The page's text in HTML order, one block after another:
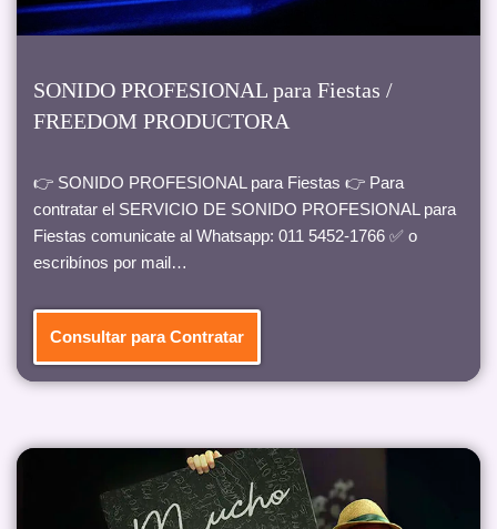
SONIDO PROFESIONAL para Fiestas /
FREEDOM PRODUCTORA
👉 SONIDO PROFESIONAL para Fiestas 👉 Para
contratar el SERVICIO DE SONIDO PROFESIONAL para
Fiestas comunicate al Whatsapp: 011 5452-1766 ✅ o
escribínos por mail…
Consultar para Contratar